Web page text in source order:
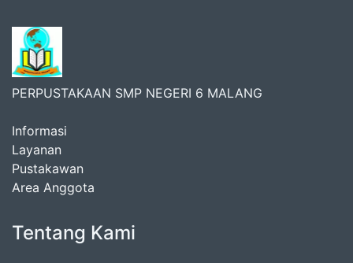
PERPUSTAKAAN SMP NEGERI 6 MALANG
Informasi
Layanan
Pustakawan
Area Anggota
Tentang Kami